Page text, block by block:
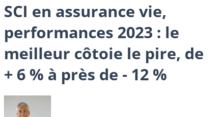
SCI en assurance vie,
performances 2023 : le
meilleur côtoie le pire, de
+ 6 % à près de - 12 %